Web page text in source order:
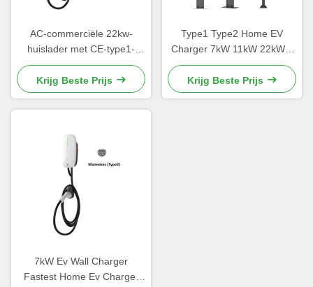
AC-commerciële 22kw-
huislader met CE-type1-
type2-AC-laadplug
Krijg Beste Prijs
Type1 Type2 Home EV
Charger 7kW 11kW 22kW 1
Fase 3 Fase Voor elektrisch
voertuig
Krijg Beste Prijs
7kW Ev Wall Charger
Fastest Home Ev Charger